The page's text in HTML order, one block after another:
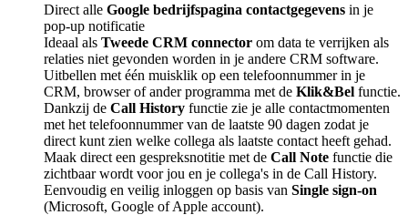
Direct alle Google bedrijfspagina contactgegevens in je
pop-up notificatie
Ideaal als Tweede CRM connector om data te verrijken als
relaties niet gevonden worden in je andere CRM software.
Uitbellen met één muisklik op een telefoonnummer in je
CRM, browser of ander programma met de Klik&Bel functie.
Dankzij de Call History functie zie je alle contactmomenten
met het telefoonnummer van de laatste 90 dagen zodat je
direct kunt zien welke collega als laatste contact heeft gehad.
Maak direct een gespreksnotitie met de Call Note functie die
zichtbaar wordt voor jou en je collega's in de Call History.
Eenvoudig en veilig inloggen op basis van Single sign-on
(Microsoft, Google of Apple account).